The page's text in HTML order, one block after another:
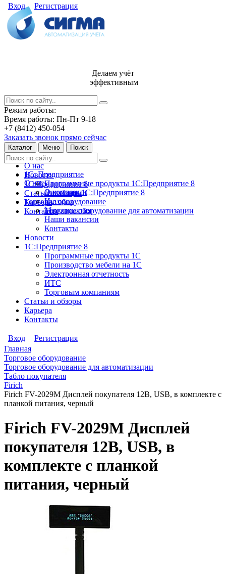
Вход Регистрация
Делаем учёт
эффективным
Режим работы:
Время работы: Пн-Пт 9-18
+7 (8412) 450-054
Заказать звонок прямо сейчас
Каталог Меню Поиск
О нас
Новости
1С:Предприятие 8
Статьи и обзоры
Карьера
Контакты
1С: Предприятие
Программные продукты 1С:Предприятие 8
Лицензии 1С:Предприятие 8
Торговое оборудование
Торговое оборудование для автоматизации
О нас
О компании
История
Мероприятия
Наши вакансии
Контакты
Новости
1С:Предприятие 8
Программные продукты 1С
Производство мебели на 1С
Электронная отчетность
ИТС
Торговым компаниям
Статьи и обзоры
Карьера
Контакты
Вход
Регистрация
Главная
Торговое оборудование
Торговое оборудование для автоматизации
Табло покупателя
Firich
Firich FV-2029M Дисплей покупателя 12B, USB, в комплекте с
планкой питания, черный
Firich FV-2029M Дисплей
покупателя 12B, USB, в
комплекте с планкой
питания, черный